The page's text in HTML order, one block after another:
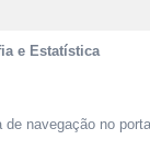
e Estatística
navegação no